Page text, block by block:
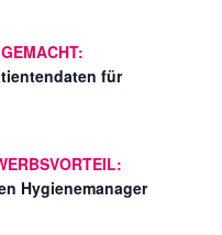
für
Hygienemanager